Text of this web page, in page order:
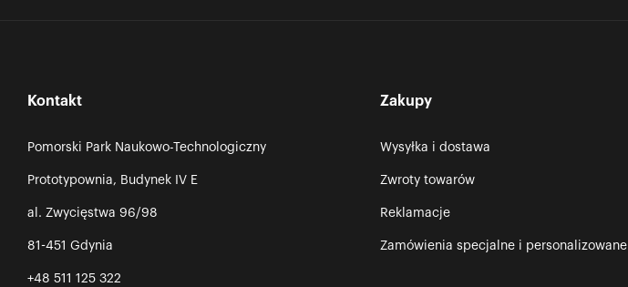
Kontakt
Pomorski Park Naukowo-Technologiczny
Prototypownia, Budynek IV E
al. Zwycięstwa 96/98
81-451 Gdynia
+48 511 125 322
Zakupy
Wysyłka i dostawa
Zwroty towarów
Reklamacje
Zamówienia specjalne i personalizowane